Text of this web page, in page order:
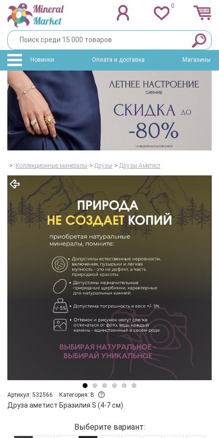
0
Новинки Оплата и доставка Магазины
> Коллекционные минералы > Друзы > Друзы Аметист
Артикул: 532566 Категория: B
Друза аметист Бразилия S (4-7 см)
Выберите вариант: